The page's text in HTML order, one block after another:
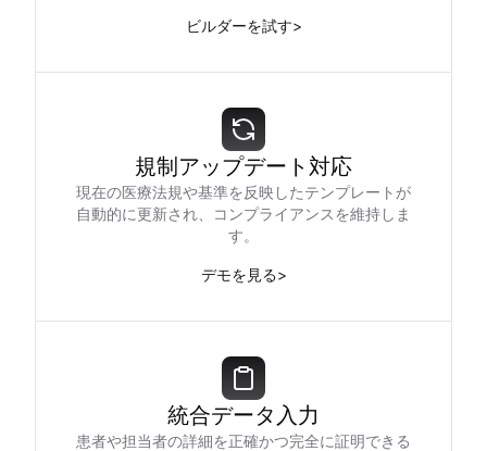
ビルダーを試す>
規制アップデート対応
現在の医療法規や基準を反映したテンプレートが
自動的に更新され、コンプライアンスを維持しま
す。
デモを見る>
統合データ入力
患者や担当者の詳細を正確かつ完全に証明できる